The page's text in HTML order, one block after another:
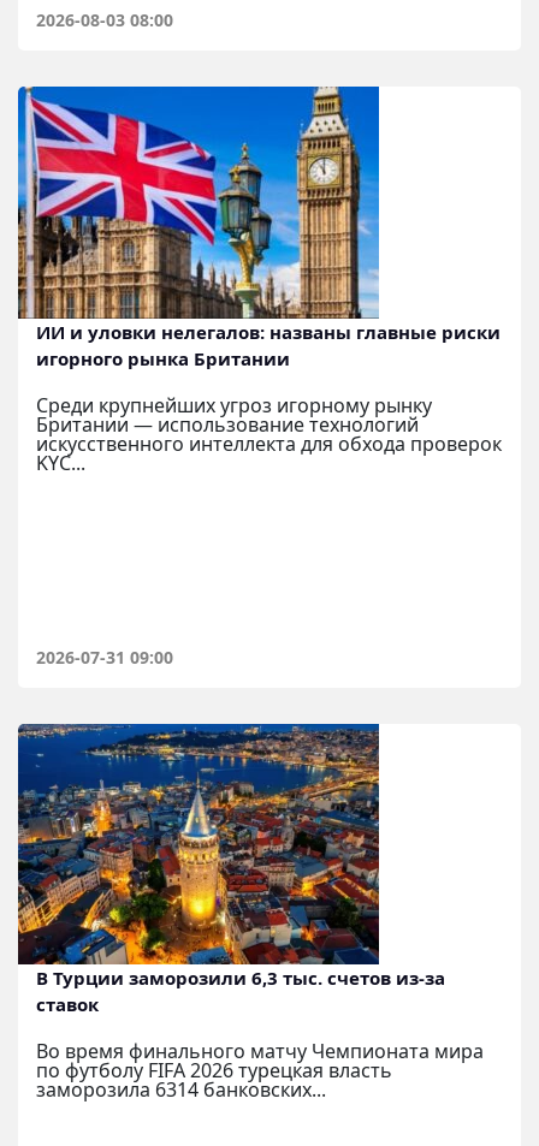
2026-08-03 08:00
ИИ и уловки нелегалов: названы главные риски
игорного рынка Британии
Среди крупнейших угроз игорному рынку
Британии — использование технологий
искусственного интеллекта для обхода проверок
KYC...
2026-07-31 09:00
В Турции заморозили 6,3 тыс. счетов из-за
ставок
Во время финального матчу Чемпионата мира
по футболу FIFA 2026 турецкая власть
заморозила 6314 банковских...